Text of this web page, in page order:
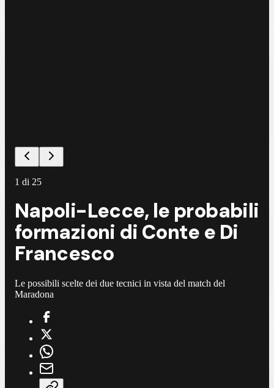
1 di 25
Napoli-Lecce, le probabili
formazioni di Conte e Di
Francesco
Le possibili scelte dei due tecnici in vista del match del
Maradona